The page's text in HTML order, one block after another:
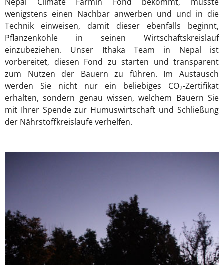
wenigstens einen Nachbar anwerben und und in die
Technik einweisen, damit dieser ebenfalls beginnt,
Pflanzenkohle in seinen Wirtschaftskreislauf
einzubeziehen. Unser Ithaka Team in Nepal ist
vorbereitet, diesen Fond zu starten und transparent
zum Nutzen der Bauern zu führen. Im Austausch
werden Sie nicht nur ein beliebiges CO2-Zertifikat
erhalten, sondern genau wissen, welchem Bauern Sie
mit Ihrer Spende zur Humuswirtschaft und Schließung
der Nährstoffkreislaufe verhelfen.